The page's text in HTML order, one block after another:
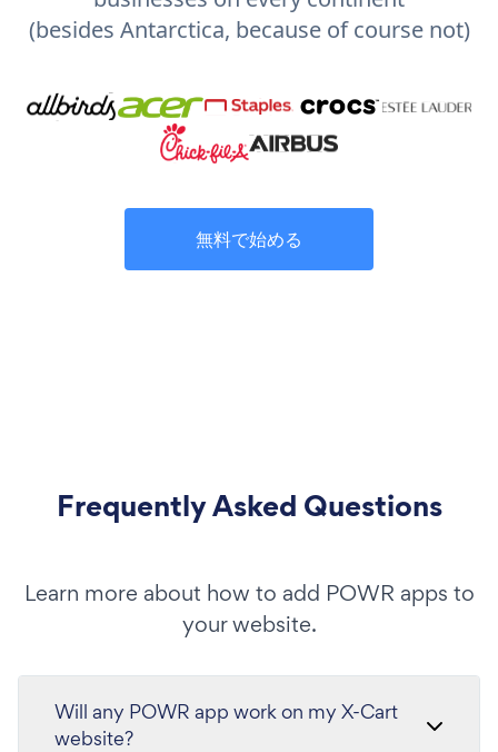
(besides Antarctica, because of course not)
無料で始める
Frequently Asked Questions
Learn more about how to add POWR apps to
your website.
Will any POWR app work on my X-Cart
website?